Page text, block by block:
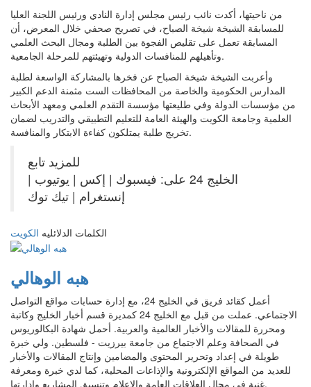
من ناحيتها، أكدت نائب رئيس مجلس إدارة النادي ورئيس اللجنة العليا
للمسابقة الشيخة شيخة الصباح، في تصريح صحفي خلال المعرض، أن
المسابقة تعمل على تقليص الفجوة بين الطلبة ومجال البحث العلمي
وتأهيلهم للمنافسات الدولية وتهيئتهم للمرحلة الجامعية.
وأعربت الشيخة شيخة الصباح عن فخرها بالمشاركة الواسعة لطلبة
المدارس الحكومية والخاصة من المحافظات الست مثمنة الدعم الكبير
من مؤسسات الدولة وفي طليعتها مؤسسة التقدم العلمي ومعهد الأبحاث
العلمية وجامعة الكويت والهيئة العامة للتعليم التطبيقي والتدريب لضمان
تخريج طلبة يمتلكون كفاءة الابتكار والمنافسة.
للمزيد تابع
الخليج 24 على: فيسبوك | إكس | يوتيوب |
إنستغرام | تيك توك
الكلمات الدلائليه الكويت
هبه الوهالي
أعمل كقائد فريق في الخليج 24، مع إدارة حسابات مواقع التواصل
الاجتماعي. عملت من قبل مع الخليج 24 كمديرة قسم أخبار الخليج وكاتبة
ومحررة للمقالات والأخبار العالمية والعربية. أحمل شهادة البكالوريوس
في الصحافة وعلم الاجتماع من جامعة بيرزيت - فلسطين. ولي خبرة
طويلة في إعداد وتحرير المحتوى والمضامين وإنتاج المقالات والأخبار
للعديد من المواقع الإلكترونية والإذاعات المحلية، كما لدي خبرة ومعرفة
غنية في مجال العلاقات العامة والإعلام وتنسيق المشاريع وإدارتها.